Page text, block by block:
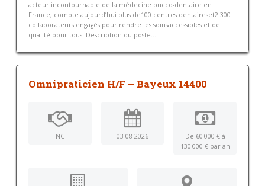
acteur incontournable de la médecine bucco-dentaire en
France, compte aujourd’hui plus de100 centres dentaireset2 300
collaborateurs engagés pour rendre les soinsaccessibles et de
qualité pour tous. Description du poste...
Omnipraticien H/F – Bayeux 14400
NC 03-08-2026
De 60 000 € à
130 000 € par an